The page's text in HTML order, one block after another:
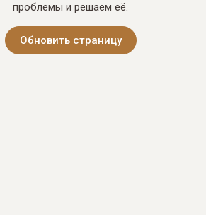
проблемы и решаем её.
Обновить страницу